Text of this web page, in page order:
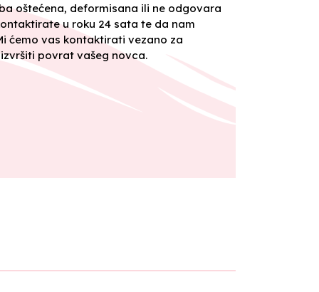
oštećena, deformisana ili ne odgovara
u roku 24 sata te da nam
ćemo vas kontaktirati vezano za
povrat vašeg novca.